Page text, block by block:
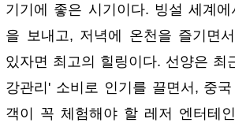
기기에 좋은 시기이다. 빙설 세계
을 보내고, 저녁에 온천을 즐기면
있자면 최고의 힐링이다. 선양은 최
강관리' 소비로 인기를 끌면서, 중
객이 꼭 체험해야 할 레저 엔터테